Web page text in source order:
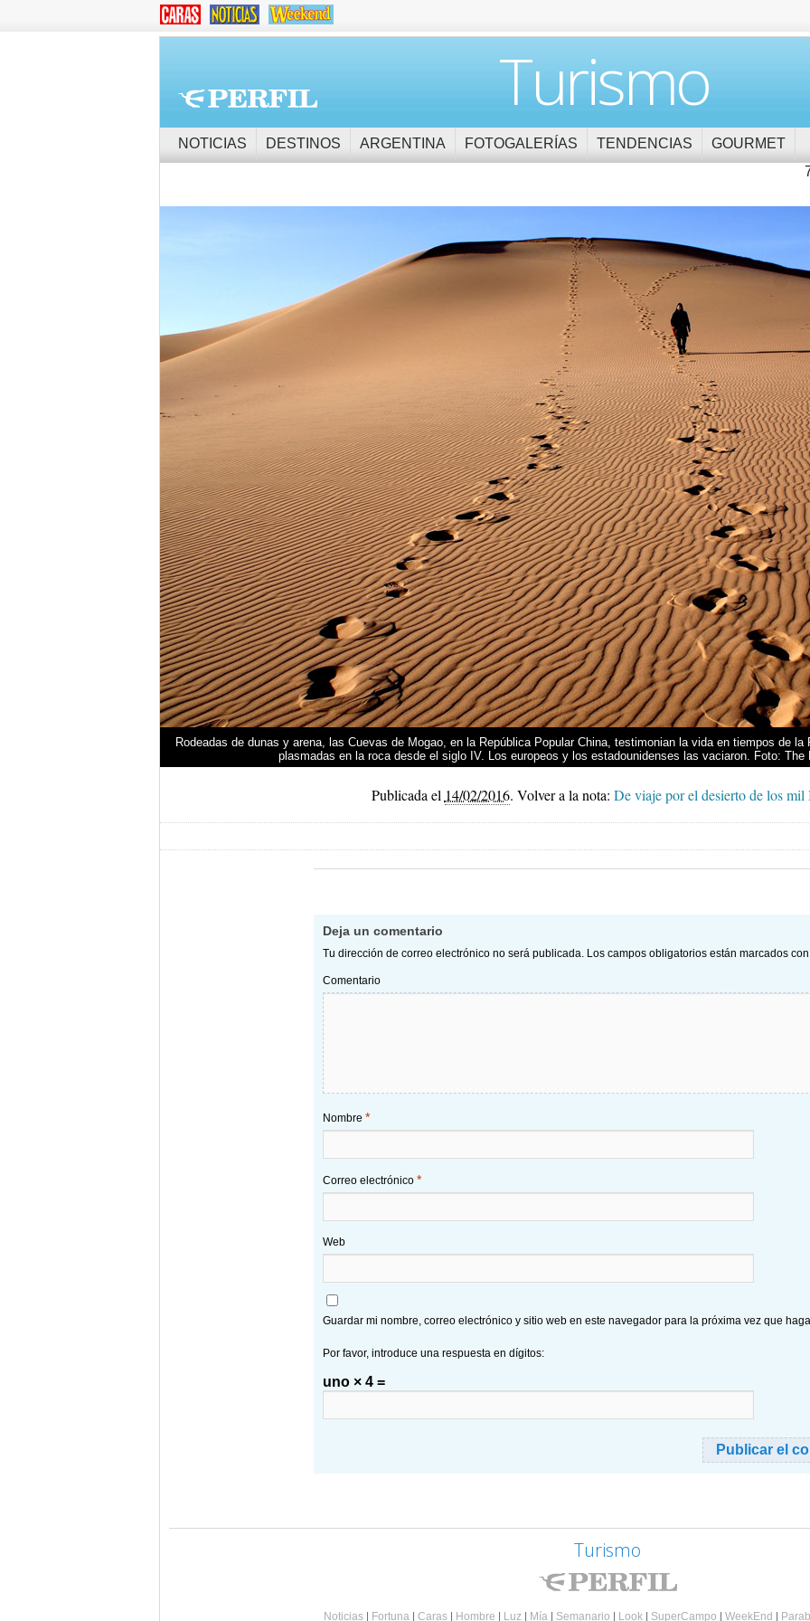
Turismo
NOTICIAS DESTINOS ARGENTINA FOTOGALERÍAS TENDENCIAS
GOURMET
Rodeadas de dunas y arena, las Cuevas de Mogao, en la República Popular China, testimonian la vida en tiempos de
plasmadas en la roca desde el siglo IV. Los europeos y los estadounidenses las vaciaron. Foto: The
Publicada el 14/02/2016. Volver a la nota: De viaje por el desierto de los mil
Deja un comentario
Tu dirección de correo electrónico no será publicada. Los campos obligatorios están marcados
Comentario
Nombre *
Correo electrónico *
Web
Guardar mi nombre, correo electrónico y sitio web en este navegador para la próxima vez que
Por favor, introduce una respuesta en dígitos:
uno × 4 =
Turismo
Noticias| Fortuna| Caras| Hombre Luz| Mía| Semanario Look| SuperCampo WeekEnd